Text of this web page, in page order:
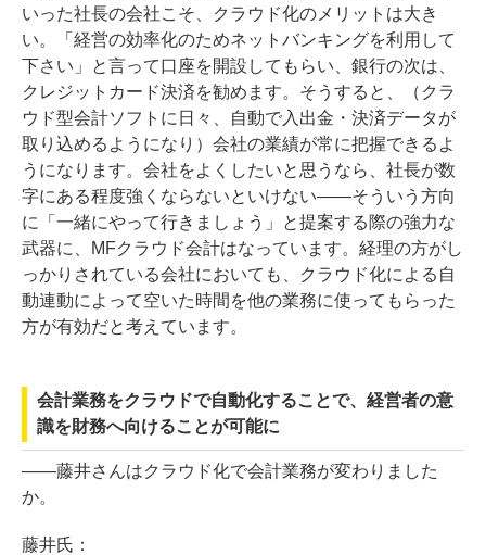
いった社長の会社こそ、クラウド化のメリットは大き
い。「経営の効率化のためネットバンキングを利用して
下さい」と言って口座を開設してもらい、銀行の次は、
クレジットカード決済を勧めます。そうすると、（クラ
ウド型会計ソフトに日々、自動で入出金・決済データが
取り込めるようになり）会社の業績が常に把握できるよ
うになります。会社をよくしたいと思うなら、社長が数
字にある程度強くならないといけない――そういう方向
に「一緒にやって行きましょう」と提案する際の強力な
武器に、MFクラウド会計はなっています。経理の方がし
っかりされている会社においても、クラウド化による自
動連動によって空いた時間を他の業務に使ってもらった
方が有効だと考えています。
会計業務をクラウドで自動化することで、経営者の意
識を財務へ向けることが可能に
――藤井さんはクラウド化で会計業務が変わりました
か。
藤井氏：